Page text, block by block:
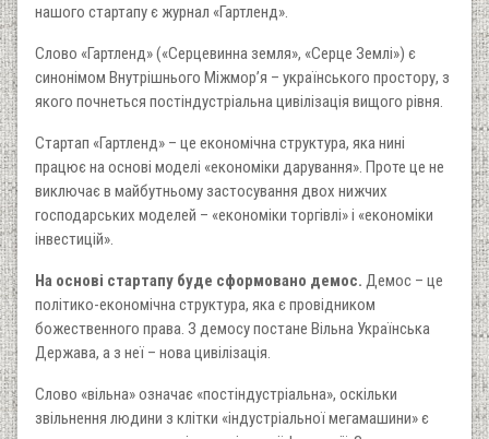
нашого стартапу є журнал «Гартленд».
Слово «Гартленд» («Серцевинна земля», «Серце Землі») є
синонімом Внутрішнього Міжмор’я – українського простору, з
якого почнеться постіндустріальна цивілізація вищого рівня.
Стартап «Гартленд» – це економічна структура, яка нині
працює на основі моделі «економіки дарування». Проте це не
виключає в майбутньому застосування двох нижчих
господарських моделей – «економіки торгівлі» і «економіки
інвестицій».
На основі стартапу буде сформовано демос. Демос – це
політико-економічна структура, яка є провідником
божественного права. З демосу постане Вільна Українська
Держава, а з неї – нова цивілізація.
Слово «вільна» означає «постіндустріальна», оскільки
звільнення людини з клітки «індустріальної мегамашини» є